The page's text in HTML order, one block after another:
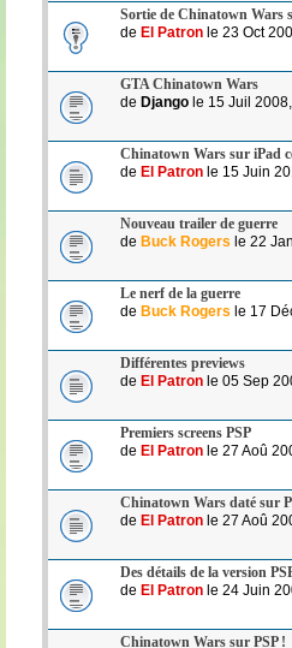
Sortie de Chinatown Wars
de El Patronle 23 Oct
GTA Chinatown Wars
de Djangole 15 Juil
Chinatown Wars sur iPad
de El Patronle 15 Juin
Nouveau trailer de guerre
de Buck Rogers le 22
Le nerf de la guerre
de Buck Rogers le 17
Différentes previews
de El Patronle 05 Sep
Premiers screens PSP
de El Patronle 27 Aoû
Chinatown Wars daté sur
de El Patronle 27 Aoû
Des détails de la version
de El Patronle 24 Juin
Chinatown Wars sur PSP !